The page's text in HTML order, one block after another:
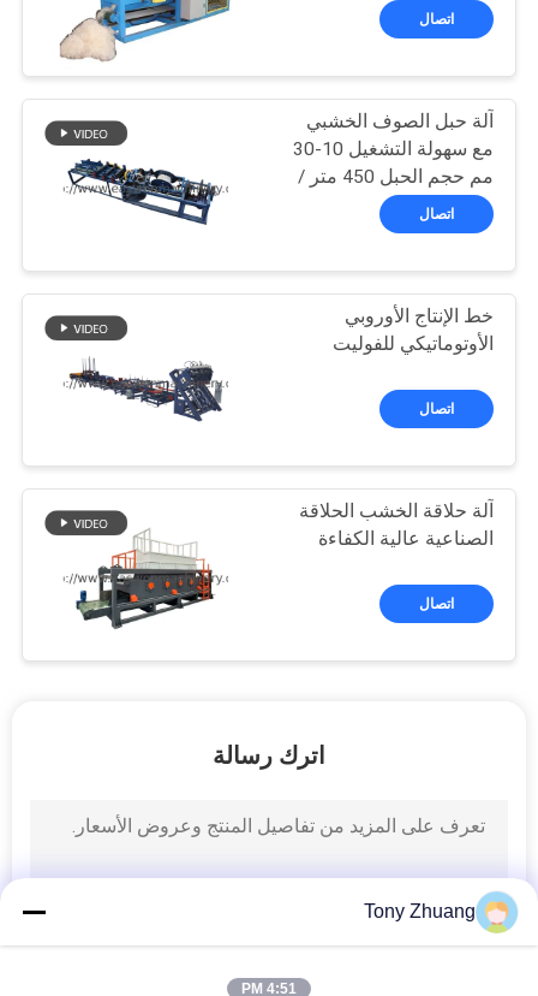
اتصال
آلة حبل الصوف الخشبي
مع سهولة التشغيل 10-30
مم حجم الحبل 450 متر /
ساعةاتصال
خط الإنتاج الأوروبي
الأوتوماتيكي للفوليت
اتصال
آلة حلاقة الخشب الحلاقة
الصناعية عالية الكفاءة
اتصال
اترك رسالة
Tony Zhuang
4:51 PM